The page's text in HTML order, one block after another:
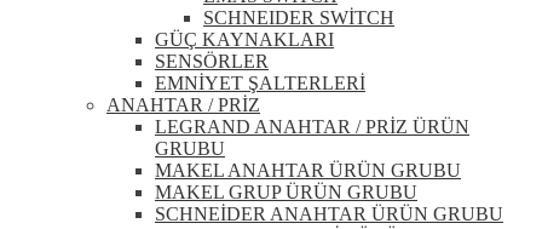
SCHNEIDER SWİTCH
GÜÇ KAYNAKLARI
SENSÖRLER
EMNİYET ŞALTERLERİ
ANAHTAR / PRİZ
LEGRAND ANAHTAR / PRİZ ÜRÜN
GRUBU
MAKEL ANAHTAR ÜRÜN GRUBU
MAKEL GRUP ÜRÜN GRUBU
SCHNEİDER ANAHTAR ÜRÜN GRUBU